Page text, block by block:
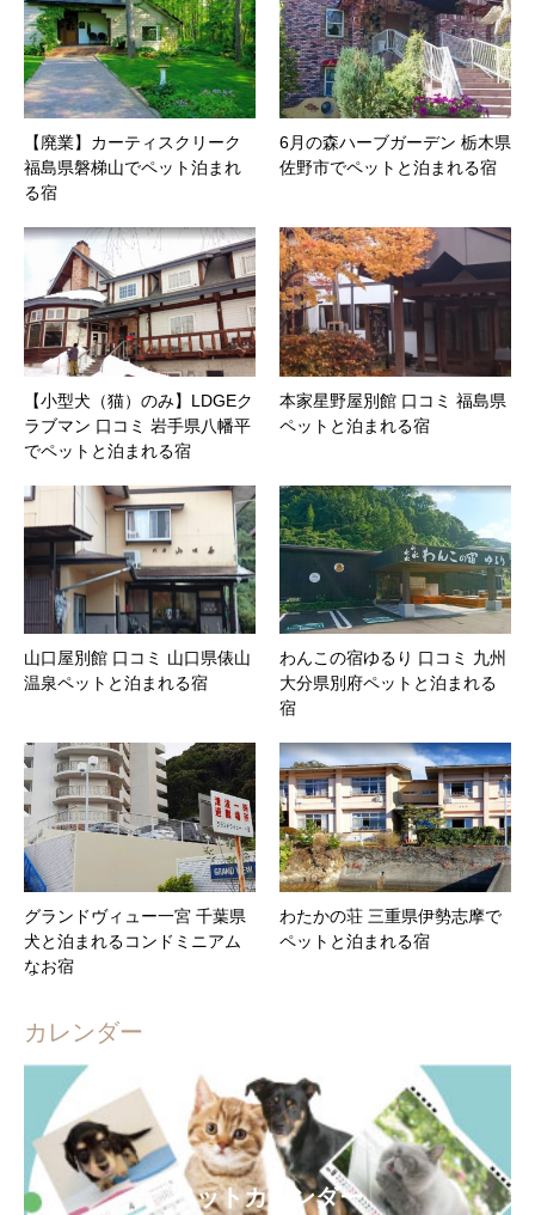
【廃業】カーティスクリーク
福島県磐梯山でペット泊まれ
る宿
6月の森ハーブガーデン 栃木県
佐野市でペットと泊まれる宿
【小型犬（猫）のみ】LDGEク
ラブマン 口コミ 岩手県八幡平
でペットと泊まれる宿
本家星野屋別館 口コミ 福島県
ペットと泊まれる宿
山口屋別館 口コミ 山口県俵山
温泉ペットと泊まれる宿
わんこの宿ゆるり 口コミ 九州
大分県別府ペットと泊まれる
宿
グランドヴィュー一宮 千葉県
犬と泊まれるコンドミニアム
なお宿
わたかの荘 三重県伊勢志摩で
ペットと泊まれる宿
カレンダー
ペットカレンダー